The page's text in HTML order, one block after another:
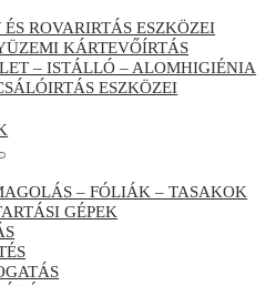
ÉS ROVARIRTÁS ESZKÖZEI
KÁRTEVŐÍRTÁS
– ISTÁLLÓ – ALOMHIGIÉNIA
ESZKÖZEI
– FÓLIÁK – TASAKOK
GÉPEK